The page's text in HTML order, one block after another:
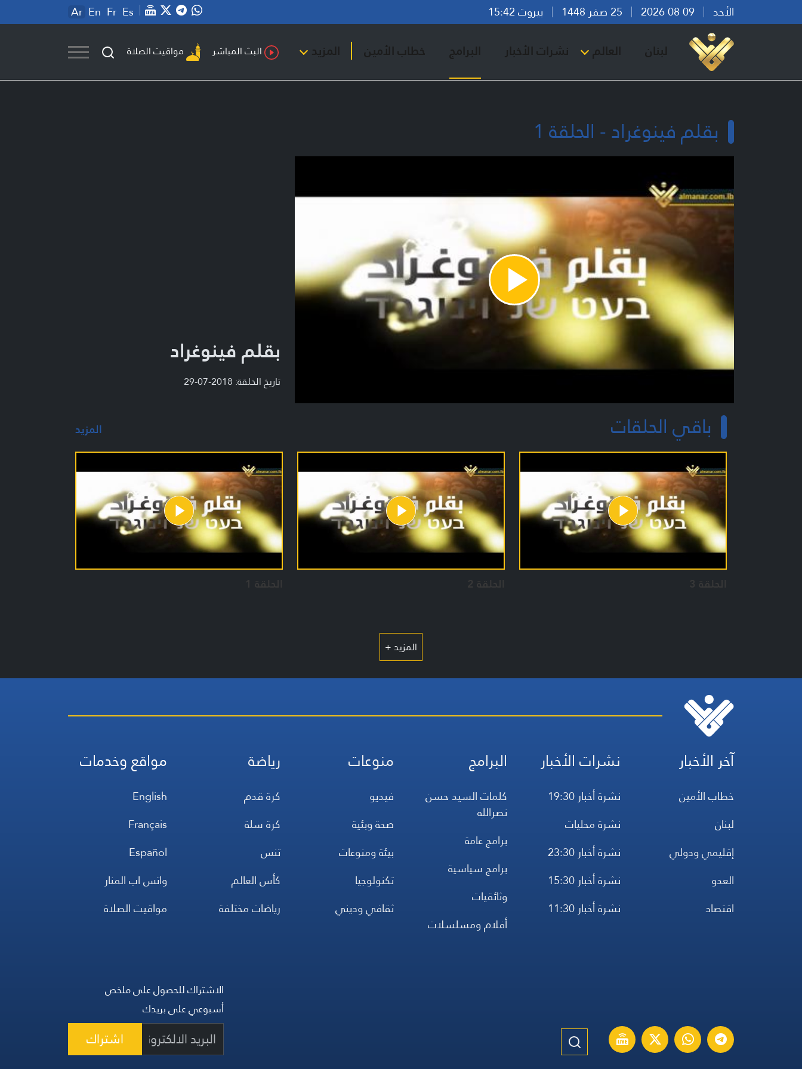
الأحد بيروت 15:42 Ar En Fr Es
لبنان العالم نشرات الأخبار البرامج خطاب الأمين المزيد البث المباشر مواقيت الصلاة
بقلم فينوغراد - الحلقة 1
Play
Video
بقلم فينوغراد
تاريخ الحلقة: 2018-07-29
باقي الحلقات المزيد
الحلقة 3 الحلقة 2 الحلقة 1
المزيد +
آخر الأخبار
خطاب الأمين
لبنان
إقليمي ودولي
العدو
اقتصاد
نشرات الأخبار
نشرة أخبار 19:30
نشرة محليات
نشرة أخبار 23:30
نشرة أخبار 15:30
نشرة أخبار 11:30
البرامج
كلمات السيد حسن
نصرالله
برامج عامة
برامج سياسية
وثائقيات
أفلام ومسلسلات
منوعات
فيديو
صحة وبئية
بيئة ومنوعات
تكنولوجيا
ثقافي وديني
رياضة
كرة قدم
كرة سلة
تنس
كأس العالم
رياضات مختلفة
مواقع وخدمات
English
Français
Español
واتس اب المنار
مواقيت الصلاة
الاشتراك للحصول على ملخص
أسبوعي على بريدك
اشتراك